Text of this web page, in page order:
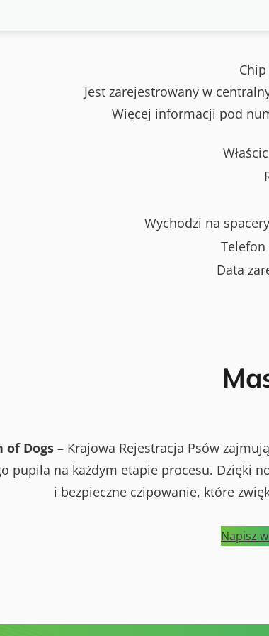
Chip
Jest zarejestrowany w
Więcej informacji pod
Wychodzi na
Data
Dogs – Krajowa Rejestracja Psów
pupila na każdym etapie procesu. Dzięki
i bezpieczne czipowanie, które
Napisz